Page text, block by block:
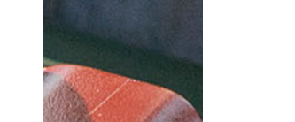
Heerlijk uit eten bij
tijdens een creatieve
kortingen.